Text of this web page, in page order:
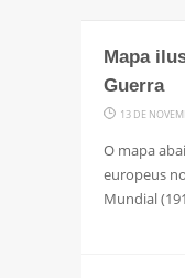
Mapa
Guerra
13 DE
O mapa
europeus
Mundial